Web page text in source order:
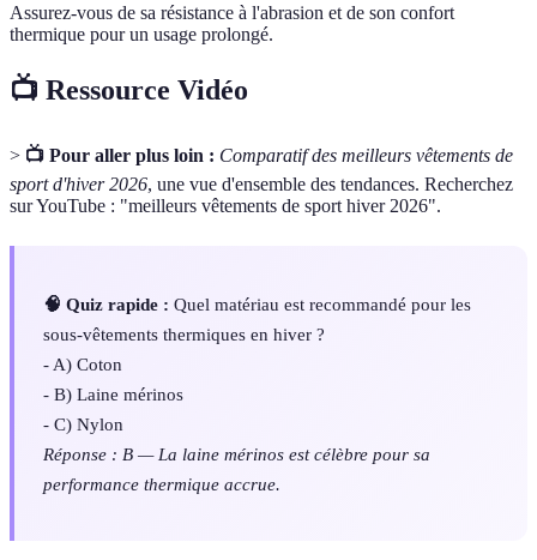
Assurez-vous de sa résistance à l'abrasion et de son confort
thermique pour un usage prolongé.
📺 Ressource Vidéo
> 📺 Pour aller plus loin : Comparatif des meilleurs vêtements de
sport d'hiver 2026, une vue d'ensemble des tendances. Recherchez
sur YouTube : "meilleurs vêtements de sport hiver 2026".
🧠 Quiz rapide : Quel matériau est recommandé pour les
sous-vêtements thermiques en hiver ?
- A) Coton
- B) Laine mérinos
- C) Nylon
Réponse : B — La laine mérinos est célèbre pour sa
performance thermique accrue.